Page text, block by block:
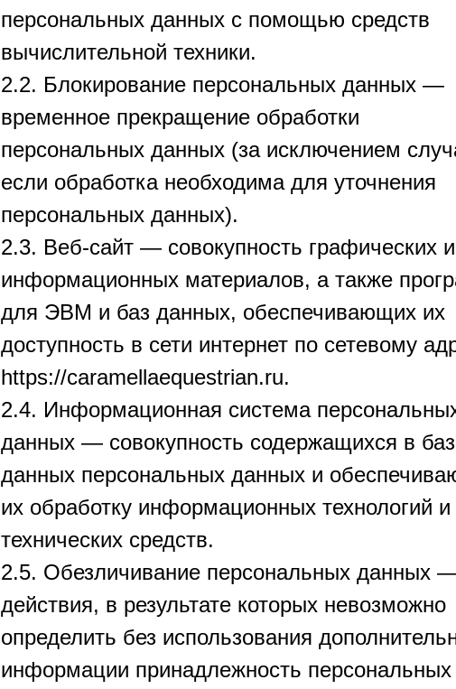
персональных данных с помощью средств
вычислительной техники.
2.2. Блокирование персональных данных —
временное прекращение обработки
персональных данных (за исключением
если обработка необходима для уточнения
персональных данных).
2.3. Веб-сайт — совокупность графических и
информационных материалов, а также
для ЭВМ и баз данных, обеспечивающих их
доступность в сети интернет по сетевому
https://caramellaequestrian.ru.
2.4. Информационная система
данных — совокупность содержащихся в
данных персональных данных и
их обработку информационных технологий и
технических средств.
2.5. Обезличивание персональных данных
действия, в результате которых невозможно
определить без использования
информации принадлежность персональных